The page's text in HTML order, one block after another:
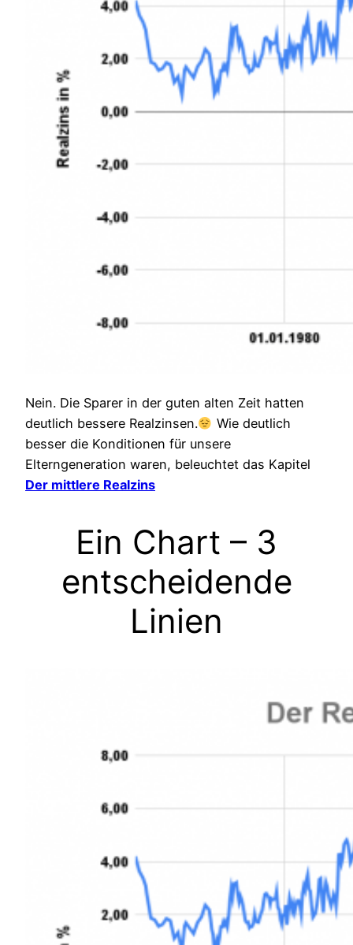
Nein. Die Sparer in der guten alten Zeit hatten
deutlich bessere Realzinsen.
Wie deutlich
besser die Konditionen für unsere
Elterngeneration waren, beleuchtet das Kapitel
Der mittlere Realzins
Ein Chart – 3
entscheidende
Linien